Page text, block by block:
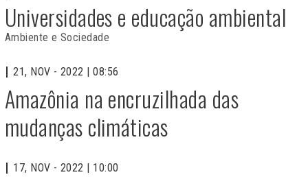
Universidades e educação ambiental
Ambiente e Sociedade
21, NOV - 2022 | 08:56
Amazônia na encruzilhada das
mudanças climáticas
17, NOV - 2022 | 10:00